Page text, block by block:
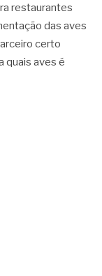
restaurantes
das aves
certo
quais aves é